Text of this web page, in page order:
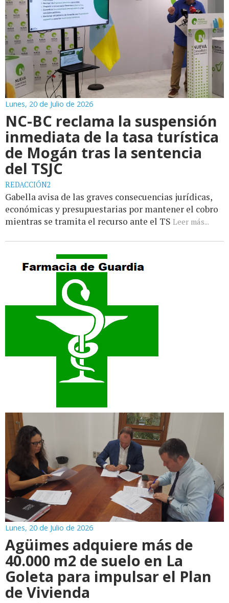
Lunes, 20 de Julio de 2026
NC-BC reclama la suspensión
inmediata de la tasa turística
de Mogán tras la sentencia
del TSJC
REDACCIÓN2
Gabella avisa de las graves consecuencias jurídicas,
económicas y presupuestarias por mantener el cobro
mientras se tramita el recurso ante el TS Leer más...
Lunes, 20 de Julio de 2026
Agüimes adquiere más de
40.000 m2 de suelo en La
Goleta para impulsar el Plan
de Vivienda